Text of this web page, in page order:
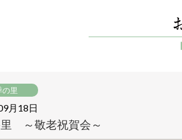
の里
月18日
～敬老祝賀会～